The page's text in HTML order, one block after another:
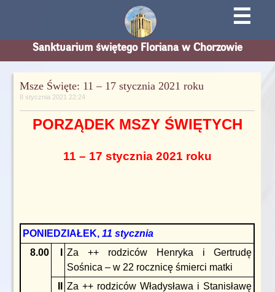
☰
Sanktuarium świętego Floriana w Chorzowie
Msze Święte: 11 – 17 stycznia 2021 roku
8 stycznia 2021 22:24
PORZĄDEK MSZY ŚWIĘTYCH
11 – 17 stycznia 2021 roku
PONIEDZIAŁEK,11 stycznia
8.00
Za ++ rodziców Henryka i Gertrudę
Sośnica – w 22 rocznicę śmierci matki
Za ++ rodziców Władysława i Stanisławę